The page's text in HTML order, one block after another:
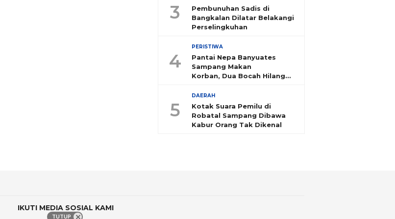
3
Pembunuhan Sadis di
Bangkalan Dilatar Belakangi
Perselingkuhan
4
PERISTIWA
Pantai Nepa Banyuates
Sampang Makan
Korban, Dua Bocah Hilang
5
DAERAH
Kotak Suara Pemilu di
Robatal Sampang Dibawa
Kabur Orang Tak Dikenal
IKUTI MEDIA SOSIAL KAMI
TUTUP